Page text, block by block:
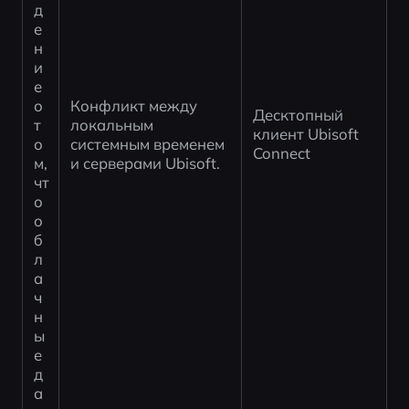
д
е
н
и
е
о
т
о
м,
чт
о
о
б
л
а
ч
н
ы
е
д
а
Конфликт между
локальным
системным временем
и серверами Ubisoft.
Десктопный
клиент Ubisoft
Connect